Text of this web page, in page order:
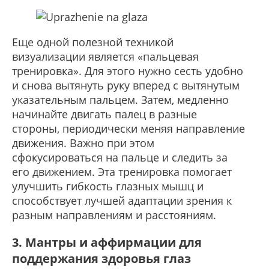
Еще одной полезной техникой
визуализации является «пальцевая
тренировка». Для этого нужно сесть удобно
и снова вытянуть руку вперед с вытянутым
указательным пальцем. Затем, медленно
начинайте двигать палец в разные
стороны, периодически меняя направление
движения. Важно при этом
сфокусироваться на пальце и следить за
его движением. Эта тренировка помогает
улучшить гибкость глазных мышц и
способствует лучшей адаптации зрения к
разным направлениям и расстояниям.
3. Мантры и аффирмации для
поддержания здоровья глаз